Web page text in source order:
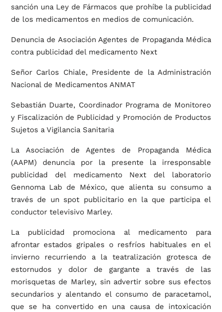
sanción una Ley de Fármacos que prohíbe la publicidad
de los medicamentos en medios de comunicación.
Denuncia de Asociación Agentes de Propaganda Médica
contra publicidad del medicamento Next
Señor Carlos Chiale, Presidente de la Administración
Nacional de Medicamentos ANMAT
Sebastián Duarte, Coordinador Programa de Monitoreo
y Fiscalización de Publicidad y Promoción de Productos
Sujetos a Vigilancia Sanitaria
La Asociación de Agentes de Propaganda Médica
(AAPM) denuncia por la presente la irresponsable
publicidad del medicamento Next del laboratorio
Gennoma Lab de México, que alienta su consumo a
través de un spot publicitario en la que participa el
conductor televisivo Marley.
La publicidad promociona al medicamento para
afrontar estados gripales o resfríos habituales en el
invierno recurriendo a la teatralización grotesca de
estornudos y dolor de gargante a través de las
morisquetas de Marley, sin advertir sobre sus efectos
secundarios y alentando el consumo de paracetamol,
que se ha convertido en una causa de intoxicación